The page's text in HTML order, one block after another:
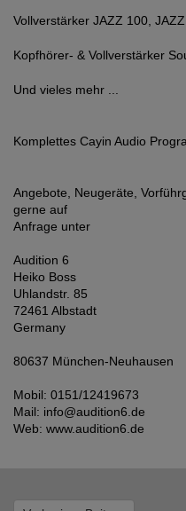
Vollverstärker JAZZ 100,
Kopfhörer- & Vollverstärker
Und vieles mehr ...
Komplettes Cayin Audio
Angebote, Neugeräte,
gerne auf
Anfrage unter
Audition 6
Heiko Boss
Uhlandstr. 85
72461 Albstadt
Germany
80637 München-Neuhausen
Mobil: 0151/12419673
Mail: info@audition6.de
Web: www.audition6.de